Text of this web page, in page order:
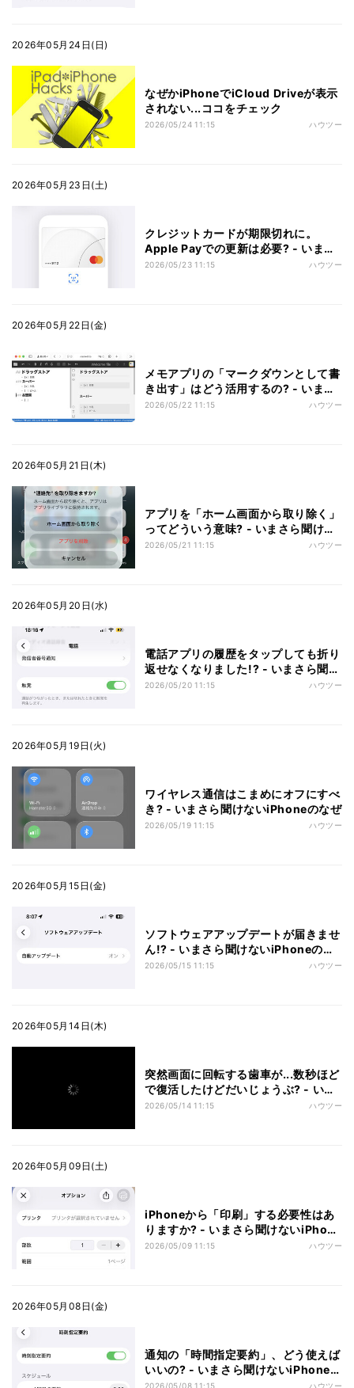
2026年05月24日(日)
なぜかiPhoneでiCloud Driveが表示
されない...ココをチェック
2026/05/24 11:15 ハウツー
2026年05月23日(土)
クレジットカードが期限切れに。
Apple Payでの更新は必要? - いまさ
ら聞けないiPhoneのなぜ
2026/05/23 11:15 ハウツー
2026年05月22日(金)
メモアプリの「マークダウンとして書
き出す」はどう活用するの? - いまさ
ら聞けないiPhoneのなぜ
2026/05/22 11:15 ハウツー
2026年05月21日(木)
アプリを「ホーム画面から取り除く」
ってどういう意味? - いまさら聞けな
いiPhoneのなぜ
2026/05/21 11:15 ハウツー
2026年05月20日(水)
電話アプリの履歴をタップしても折り
返せなくなりました!? - いまさら聞け
ないiPhoneのなぜ
2026/05/20 11:15 ハウツー
2026年05月19日(火)
ワイヤレス通信はこまめにオフにすべ
き? - いまさら聞けないiPhoneのなぜ
2026/05/19 11:15 ハウツー
2026年05月15日(金)
ソフトウェアアップデートが届きませ
ん!? - いまさら聞けないiPhoneのな
ぜ
2026/05/15 11:15 ハウツー
2026年05月14日(木)
突然画面に回転する歯車が...数秒ほど
で復活したけどだいじょうぶ? - いま
さら聞けないiPhoneのなぜ
2026/05/14 11:15 ハウツー
2026年05月09日(土)
iPhoneから「印刷」する必要性はあ
りますか? - いまさら聞けないiPhone
のなぜ
2026/05/09 11:15 ハウツー
2026年05月08日(金)
通知の「時間指定要約」、どう使えば
いいの? - いまさら聞けないiPhoneの
なぜ
2026/05/08 11:15 ハウツー